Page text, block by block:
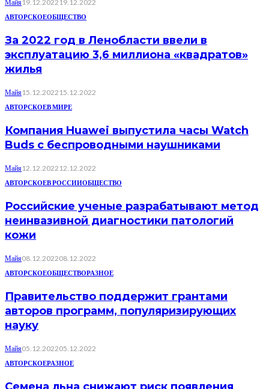
Майя19.12.2022 19.12.2022
АВТОРСКОЕОБЩЕСТВО
За 2022 год в Ленобласти ввели в
эксплуатацию 3,6 миллиона «квадратов»
жилья
Майя15.12.2022 15.12.2022
АВТОРСКОЕВ МИРЕ
Компания Huawei выпустила часы Watch
Buds с беспроводными наушниками
Майя12.12.2022 12.12.2022
АВТОРСКОЕВ РОССИИОБЩЕСТВО
Российские ученые разрабатывают метод
неинвазивной диагностики патологий
кожи
Майя08.12.202208.12.2022
АВТОРСКОЕОБЩЕСТВОРАЗНОЕ
Правительство поддержит грантами
авторов программ, популяризирующих
науку
Майя05.12.202205.12.2022
АВТОРСКОЕРАЗНОЕ